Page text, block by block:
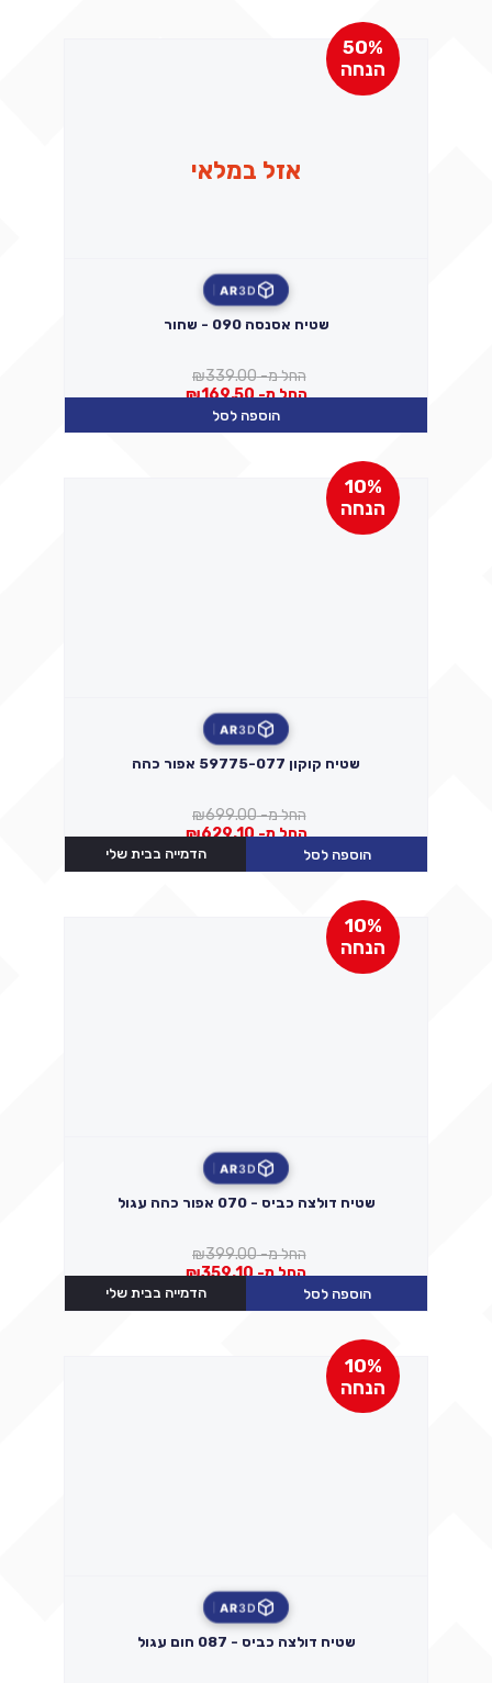
אזל במלאי
50%
הנחה
3D
AR
שטיח אסנסה 090 - שחור
החל מ- ₪339.00
החל מ-
₪169.50
הוספה לסל
10%
הנחה
3D
AR
שטיח קוקון 59775-077 אפור כהה
החל מ- ₪699.00
החל מ-
₪629.10
הוספה לסל הדמייה בבית שלי
10%
הנחה
3D
AR
שטיח דולצה כביס - 070 אפור כהה עגול
החל מ- ₪399.00
החל מ-
₪359.10
הוספה לסל הדמייה בבית שלי
10%
הנחה
3D
AR
שטיח דולצה כביס - 087 חום עגול